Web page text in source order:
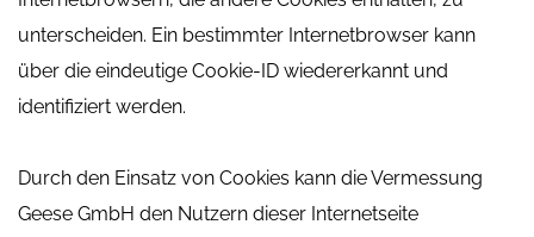
unterscheiden. Ein bestimmter Internetbrowser kann
über die eindeutige Cookie-ID wiedererkannt und
identifiziert werden.
Durch den Einsatz von Cookies kann die Vermessung
Geese GmbH den Nutzern dieser Internetseite